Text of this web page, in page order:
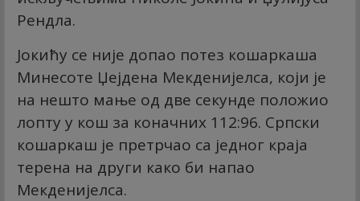
Рендла.
Јокићу се није допао потез кошаркаша
Минесоте Џејдена Мекденијелса, који је
на нешто мање од две секунде положио
лопту у кош за коначних 112:96. Српски
кошаркаш је претрчао са једног краја
терена на други како би напао
Мекденијелса.